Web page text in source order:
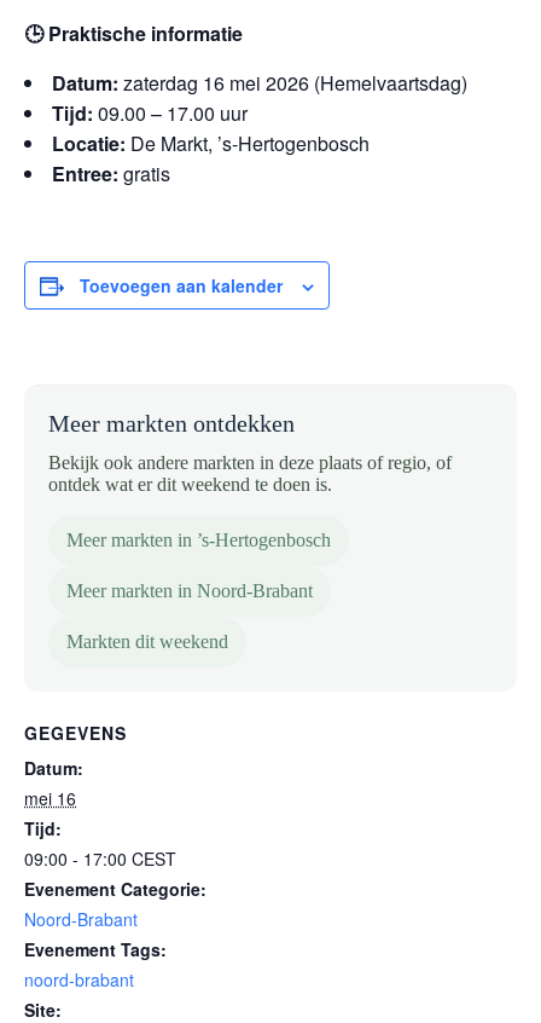
🕒 Praktische informatie
Datum: zaterdag 16 mei 2026 (Hemelvaartsdag)
Tijd: 09.00 – 17.00 uur
Locatie: De Markt, ’s-Hertogenbosch
Entree: gratis
Toevoegen aan kalender
Meer markten ontdekken
Bekijk ook andere markten in deze plaats of regio, of
ontdek wat er dit weekend te doen is.
Meer markten in ’s-Hertogenbosch
Meer markten in Noord-Brabant
Markten dit weekend
GEGEVENS
Datum:
mei 16
Tijd:
09:00 - 17:00 CEST
Evenement Categorie:
Noord-Brabant
Evenement Tags:
noord-brabant
Site: